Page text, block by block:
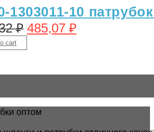
1303011-10
₽ 485,07 ₽
cart
оптом